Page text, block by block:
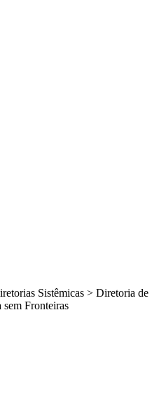
Sistêmicas > Diretoria de
sem Fronteiras